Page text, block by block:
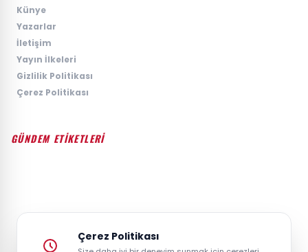
Künye
Yazarlar
İletişim
Yayın İlkeleri
Gizlilik Politikası
Çerez Politikası
GÜNDEM ETİKETLERİ
Çerez Politikası